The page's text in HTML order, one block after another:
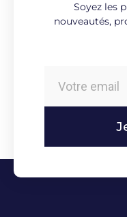
Soyez les
nouveautés,